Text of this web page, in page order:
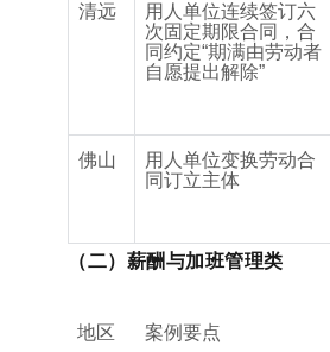
清远
用人单位连续签订六
次固定期限合同，合
同约定“期满由劳动者
自愿提出解除”
佛山
用人单位变换劳动合
同订立主体
（二）薪酬与加班管理类
地区 案例要点